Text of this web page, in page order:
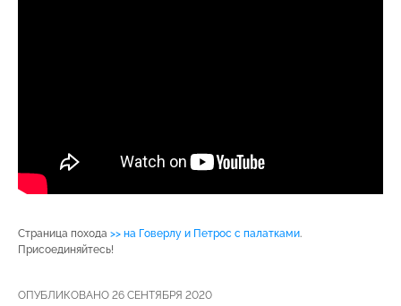
Страница похода >> на Говерлу и Петрос с палатками.
Присоединяйтесь!
ОПУБЛИКОВАНО 26 СЕНТЯБРЯ 2020